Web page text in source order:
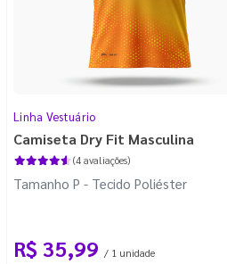
Linha Vestuário
Camiseta Dry Fit Masculina
(4 avaliações)
Tamanho P - Tecido Poliéster
R$ 35,99 / 1 unidade